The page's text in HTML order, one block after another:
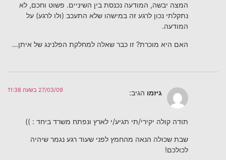
המצה יבשה, המודעה נכנסת בין השיניים. פשוט וחכם, לא
נתקלתי נכון לרגע זה במישהו שלא התעכב (ולו לרגע) על
המודעה.
האם היא מוכרת? זו כבר שאלה למחלקת הפלנינג של איתן…
גיזמו הגיב: 27/03/09 בשעה 11:38
תודה קולה יקירי/תי תגיע/י לארץ ונפתח משרד ביחד : ))
שבת שכולה הנאה מהחמץ לפני שעוד רגע נגמר שיהיה
לכולכם!